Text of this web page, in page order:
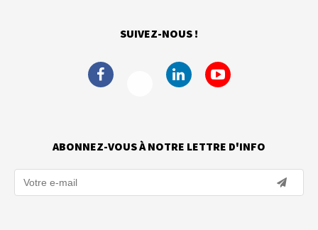
SUIVEZ-NOUS !
ABONNEZ-VOUS À NOTRE LETTRE D'INFO